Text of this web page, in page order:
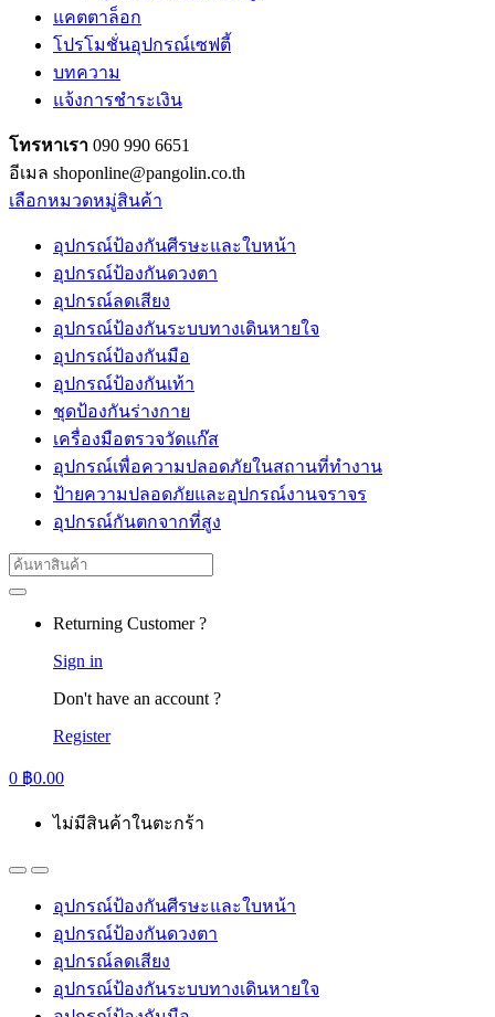
แคตตาล็อก
โปรโมชั่นอุปกรณ์เซฟตี้
บทความ
แจ้งการชำระเงิน
โทรหาเรา 090 990 6651
อีเมล shoponline@pangolin.co.th
เลือกหมวดหมู่สินค้า
อุปกรณ์ป้องกันศีรษะและใบหน้า
อุปกรณ์ป้องกันดวงตา
อุปกรณ์ลดเสียง
อุปกรณ์ป้องกันระบบทางเดินหายใจ
อุปกรณ์ป้องกันมือ
อุปกรณ์ป้องกันเท้า
ชุดป้องกันร่างกาย
เครื่องมือตรวจวัดแก๊ส
อุปกรณ์เพื่อความปลอดภัยในสถานที่ทำงาน
ป้ายความปลอดภัยและอุปกรณ์งานจราจร
อุปกรณ์กันตกจากที่สูง
Search
for:
Returning Customer ?
Sign in
Don't have an account ?
Register
0 ฿0.00
ไม่มีสินค้าในตะกร้า
อุปกรณ์ป้องกันศีรษะและใบหน้า
อุปกรณ์ป้องกันดวงตา
อุปกรณ์ลดเสียง
อุปกรณ์ป้องกันระบบทางเดินหายใจ